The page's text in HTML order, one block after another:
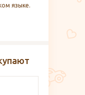
языке.